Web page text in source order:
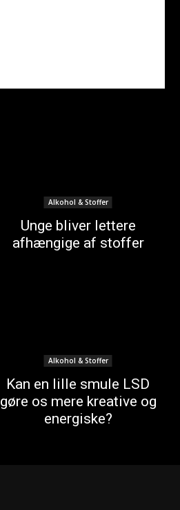
Alkohol & Stoffer
Unge bliver lettere
afhængige af stoffer
Alkohol & Stoffer
Kan en lille smule LSD
gøre os mere kreative og
energiske?